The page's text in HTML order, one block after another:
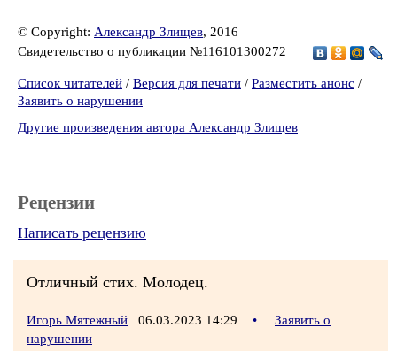
© Copyright: Александр Злищев, 2016
Свидетельство о публикации №116101300272
Список читателей / Версия для печати / Разместить анонс /
Заявить о нарушении
Другие произведения автора Александр Злищев
Рецензии
Написать рецензию
Отличный стих. Молодец.
Игорь Мятежный 06.03.2023 14:29 •
Заявить о
нарушении